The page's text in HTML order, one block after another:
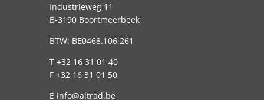
Industrieweg 11
B-3190 Boortmeerbeek
BTW: BE0468.106.261
T +32 16 31 01 40
F +32 16 31 01 50
E info@altrad.be